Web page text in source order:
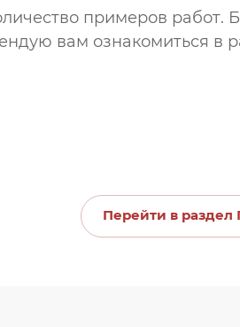
примеров работ.
вам ознакомиться в
Перейти в